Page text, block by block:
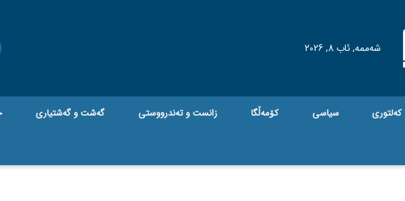
شەممە, ئاب 8, 2026
کەلتوری سیاسی کۆمەڵگا زانست و تەندرووستی گه‌شت و گه‌شتیاری